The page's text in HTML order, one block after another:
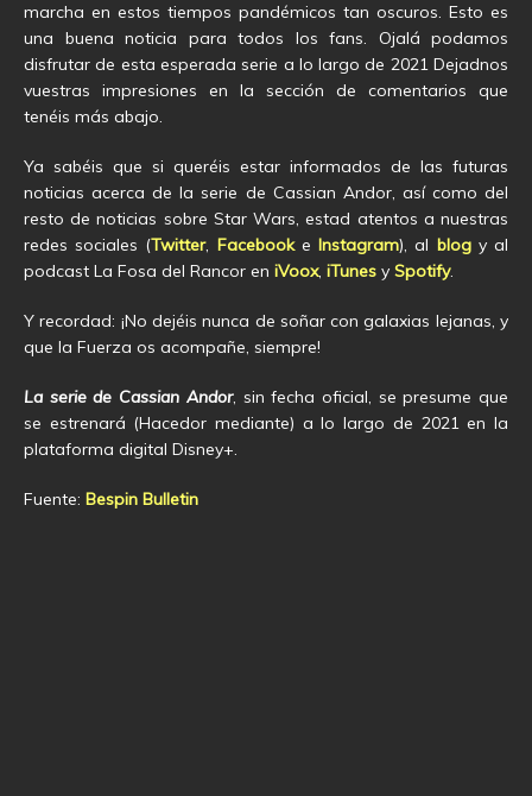
marcha en estos tiempos pandémicos tan oscuros. Esto es
una buena noticia para todos los fans. Ojalá podamos
disfrutar de esta esperada serie a lo largo de 2021 Dejadnos
vuestras impresiones en la sección de comentarios que
tenéis más abajo.
Ya sabéis que si queréis estar informados de las futuras
noticias acerca de la serie de Cassian Andor, así como del
resto de noticias sobre Star Wars, estad atentos a nuestras
redes sociales (Twitter, Facebooke Instagram), al blog y al
podcast La Fosa del Rancor en iVoox, iTunes y Spotify.
Y recordad: ¡No dejéis nunca de soñar con galaxias lejanas, y
que la Fuerza os acompañe, siempre!
La serie de Cassian Andor, sin fecha oficial, se presume que
se estrenará (Hacedor mediante) a lo largo de 2021 en la
plataforma digital Disney+.
Fuente: Bespin Bulletin